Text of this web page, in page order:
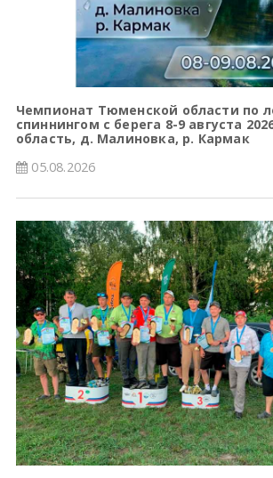
Чемпионат Тюменской области по
спиннингом с берега 8-9 августа
область, д. Малиновка, р. Кармак
05.08.2026